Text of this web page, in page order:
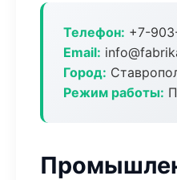
Телефон: +7-
Email:
Город:
Режим работы: